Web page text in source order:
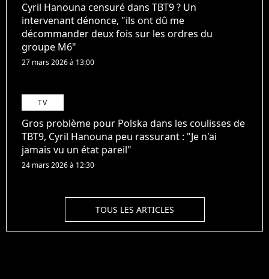
Cyril Hanouna censuré dans TBT9 ? Un
intervenant dénonce, "ils ont dû me
décommander deux fois sur les ordres du
groupe M6"
27 mars 2026 à 13:00
TV
Gros problème pour Polska dans les coulisses de
TBT9, Cyril Hanouna peu rassurant : "Je n'ai
jamais vu un état pareil"
24 mars 2026 à 12:30
TOUS LES ARTICLES